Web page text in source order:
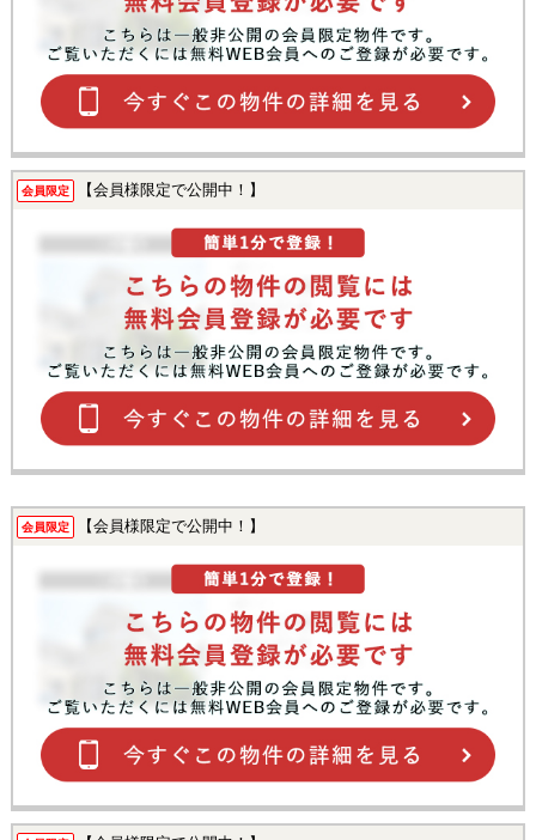
会員限定 【会員様限定で公開中！】
会員限定 【会員様限定で公開中！】